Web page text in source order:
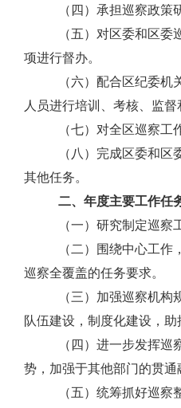
（四）承担巡察政策
（五）对区委和区
项进行督办。
（六）配合区纪委
人员进行培训、考核、监督
（七）对全区巡察工
（八）完成区委和
其他任务。
二、年度主要工作任
（一）研究制定巡察
（二）围绕中心工
巡察全覆盖的任务要求。
（三）加强巡察机
队伍建设，制度化建设，助
（四）进一步发挥
势，加强于其他部门的贯通
（五）统筹抓好巡察